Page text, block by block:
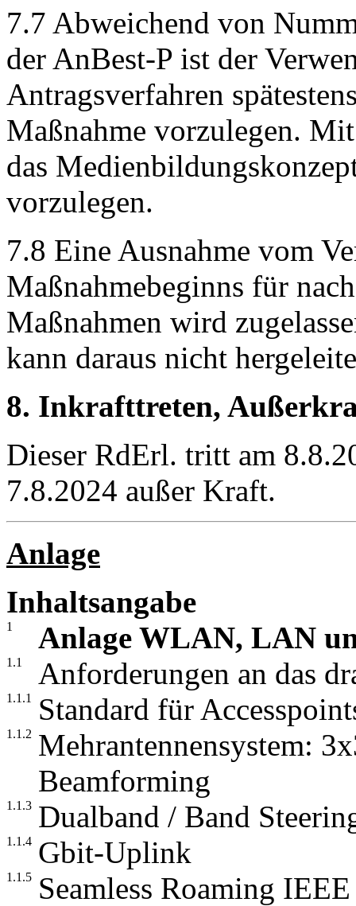
7.7 Abweichend von
der AnBest-P ist der
Antragsverfahren
Maßnahme vorzulegen.
das
vorzulegen.
7.8 Eine Ausnahme vom
Maßnahmebeginns für
Maßnahmen wird
kann daraus nicht
8. Inkrafttreten,
Dieser RdErl. tritt am
7.8.2024 außer Kraft.
Anlage
Inhaltsangabe
1 Anlage WLAN, LAN
1.1 Anforderungen an das
1.1.1 Standard für
1.1.2 Mehrantennensystem:
Beamforming
1.1.3 Dualband / Band
1.1.4 Gbit-Uplink
1.1.5 Seamless Roaming